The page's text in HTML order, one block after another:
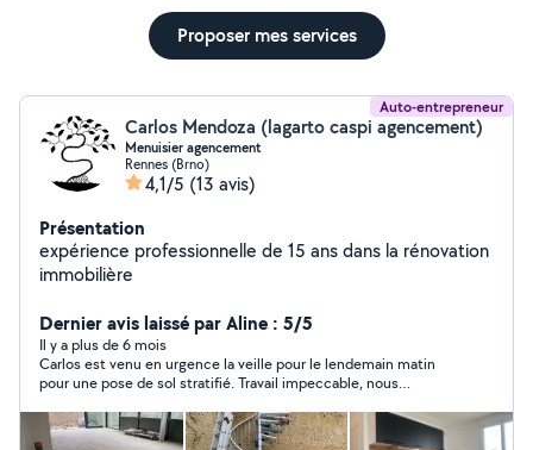
Proposer mes services
Auto-entrepreneur
Carlos Mendoza (lagarto caspi agencement)
Menuisier agencement
Rennes (Brno)
4,1/5 (13 avis)
Présentation
expérience professionnelle de 15 ans dans la rénovation
immobilière
Dernier avis laissé par Aline : 5/5
Il y a plus de 6 mois
Carlos est venu en urgence la veille pour le lendemain matin
pour une pose de sol stratifié. Travail impeccable, nous
recommandons fortement ! Encore merci Carlos